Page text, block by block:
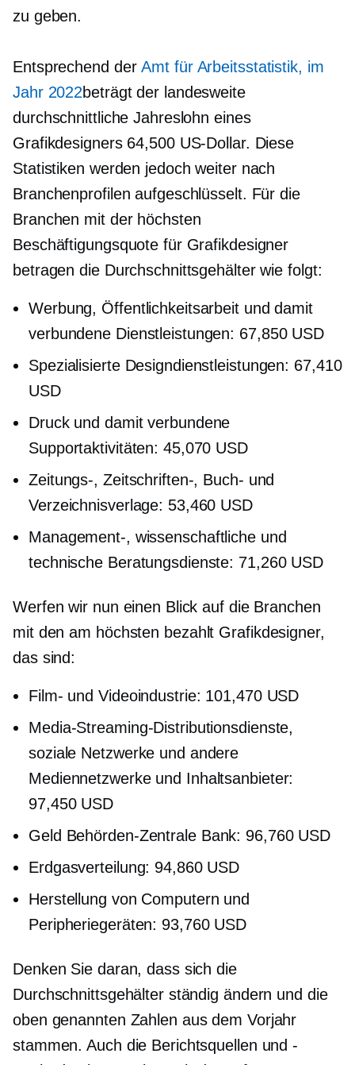
zu geben.
Entsprechend derAmt für Arbeitsstatistik, im
Jahr 2022beträgt der landesweite
durchschnittliche Jahreslohn eines
Grafikdesigners 64,500 US-Dollar. Diese
Statistiken werden jedoch weiter nach
Branchenprofilen aufgeschlüsselt. Für die
Branchen mit der höchsten
Beschäftigungsquote für Grafikdesigner
betragen die Durchschnittsgehälter wie folgt:
Werbung, Öffentlichkeitsarbeit und damit
verbundene Dienstleistungen: 67,850 USD
Spezialisierte Designdienstleistungen: 67,410
USD
Druck und damit verbundene
Supportaktivitäten: 45,070 USD
Zeitungs-, Zeitschriften-, Buch- und
Verzeichnisverlage: 53,460 USD
Management-, wissenschaftliche und
technische Beratungsdienste: 71,260 USD
Werfen wir nun einen Blick auf die Branchen
mit denam höchsten bezahlt Grafikdesigner,
das sind:
Film- und Videoindustrie: 101,470 USD
Media-Streaming-Distributionsdienste,
soziale Netzwerke und andere
Mediennetzwerke und Inhaltsanbieter:
97,450 USD
Geld Behörden-ZentraleBank: 96,760 USD
Erdgasverteilung: 94,860 USD
Herstellung von Computern und
Peripheriegeräten: 93,760 USD
Denken Sie daran, dass sich die
Durchschnittsgehälter ständig ändern und die
oben genannten Zahlen aus dem Vorjahr
stammen. Auch die Berichtsquellen und -